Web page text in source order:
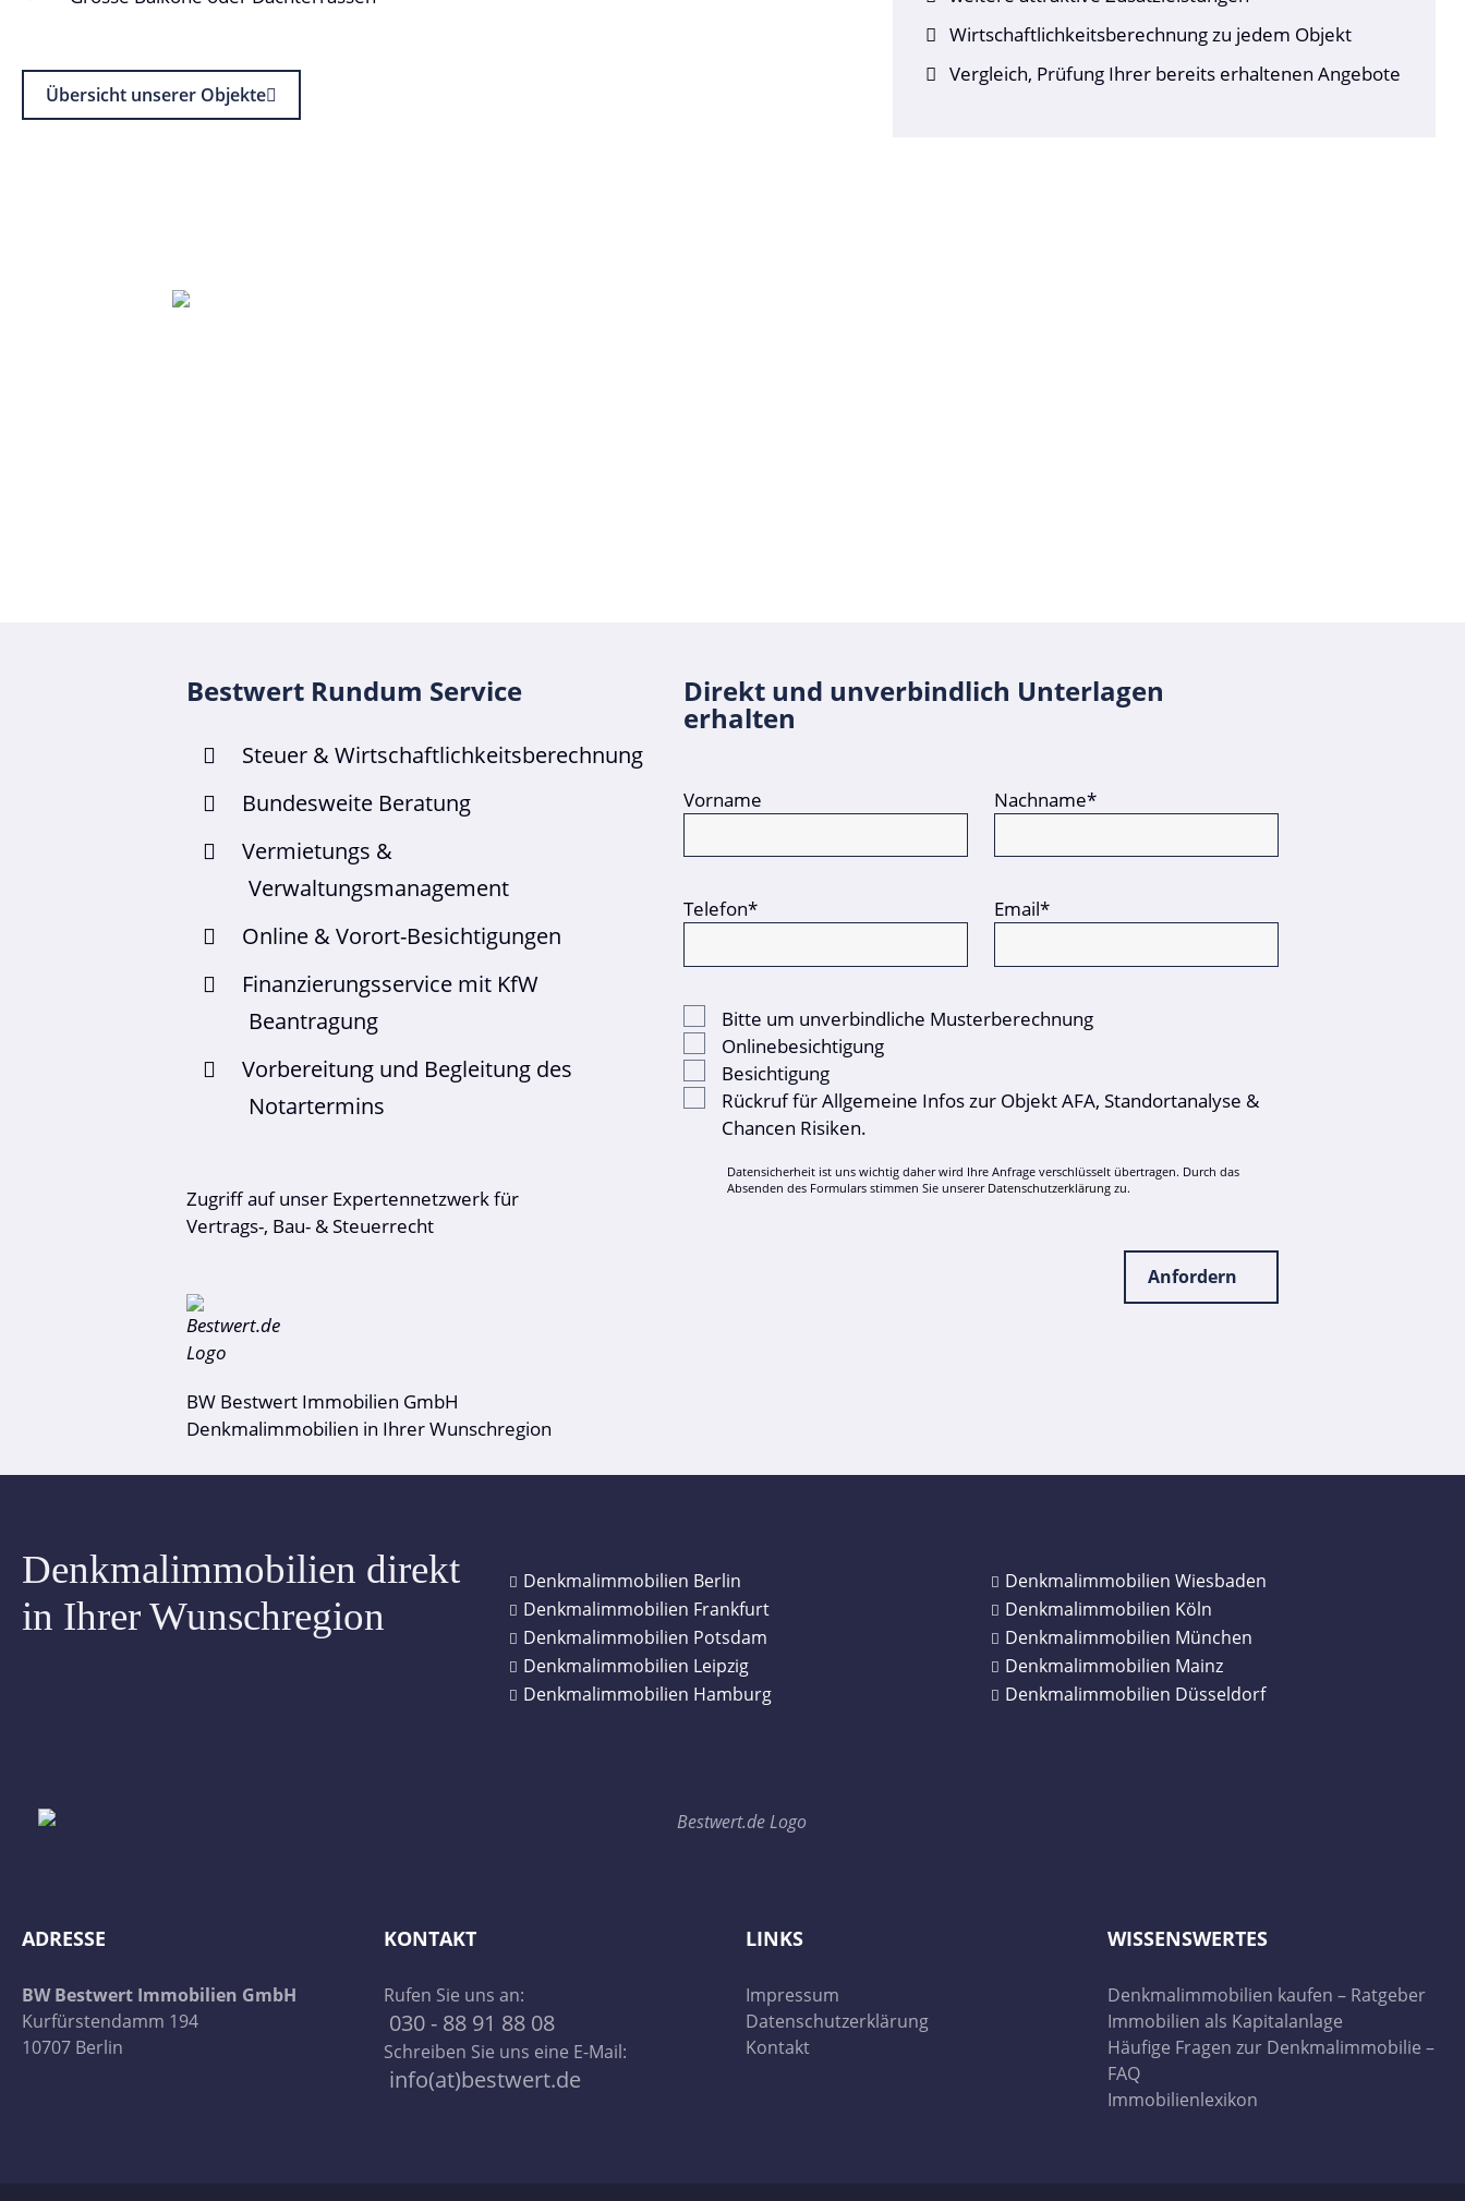
Übersicht unserer Objekte
Wirtschaftlichkeitsberechnung zu jedem Objekt
Vergleich, Prüfung Ihrer bereits erhaltenen Angebote
Bestwert Rundum Service
Steuer & Wirtschaftlichkeitsberechnung
Bundesweite Beratung
Vermietungs &
Verwaltungsmanagement
Online & Vorort-Besichtigungen
Finanzierungsservice mit KfW
Beantragung
Vorbereitung und Begleitung des
Notartermins
Zugriff auf unser Expertennetzwerk für
Vertrags-, Bau- & Steuerrecht
BW Bestwert Immobilien GmbH
Denkmalimmobilien in Ihrer Wunschregion
Direkt und unverbindlich Unterlagen
erhalten
Vorname Nachname*
Telefon* Email*
Bitte um unverbindliche Musterberechnung
Onlinebesichtigung
Besichtigung
Rückruf für Allgemeine Infos zur Objekt AFA, Standortanalyse &
Chancen Risiken.
Datensicherheit ist uns wichtig daher wird Ihre Anfrage verschlüsselt übertragen. Durch das
Absenden des Formulars stimmen Sie unserer Datenschutzerklärung zu.
Anfordern
Denkmalimmobilien direkt
in Ihrer Wunschregion
Denkmalimmobilien Berlin
Denkmalimmobilien Frankfurt
Denkmalimmobilien Potsdam
Denkmalimmobilien Leipzig
Denkmalimmobilien Hamburg
Denkmalimmobilien Wiesbaden
Denkmalimmobilien Köln
Denkmalimmobilien München
Denkmalimmobilien Mainz
Denkmalimmobilien Düsseldorf
ADRESSE
BW Bestwert Immobilien GmbH
Kurfürstendamm 194
10707 Berlin
KONTAKT
Rufen Sie uns an:
030 - 88 91 88 08
Schreiben Sie uns eine E-Mail:
info(at)bestwert.de
LINKS
Impressum
Datenschutzerklärung
Kontakt
WISSENSWERTES
Denkmalimmobilien kaufen – Ratgeber
Immobilien als Kapitalanlage
Häufige Fragen zur Denkmalimmobilie –
FAQ
Immobilienlexikon